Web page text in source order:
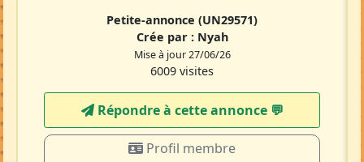
Petite-annonce (UN29571)
Crée par : Nyah
Mise à jour 27/06/26
6009 visites
Répondre à cette annonce 💬​
Profil membre